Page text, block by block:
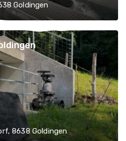
Goldingen
8638 Goldingen